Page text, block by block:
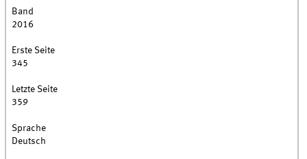
Band
2016
Erste Seite
345
Letzte Seite
359
Sprache
Deutsch